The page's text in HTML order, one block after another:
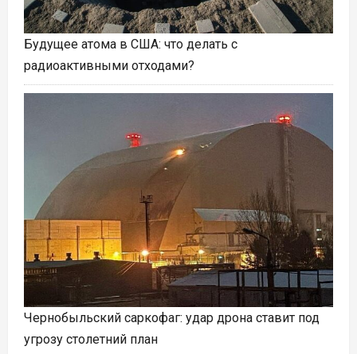
Будущее атома в США: что делать с
радиоактивными отходами?
Чернобыльский саркофаг: удар дрона ставит под
угрозу столетний план